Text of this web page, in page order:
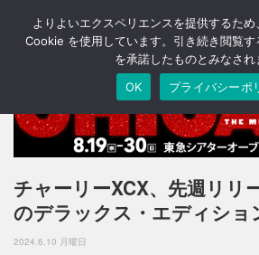
チャーリーXCX、先週リリ
のデラックス・エディショ
2024.6.10 月曜日
よりよいエクスペリエンスを提供するた
Cookie を使用しています。引き続き閲覧
を承諾したものとみなされ
OK
プライバシーポ